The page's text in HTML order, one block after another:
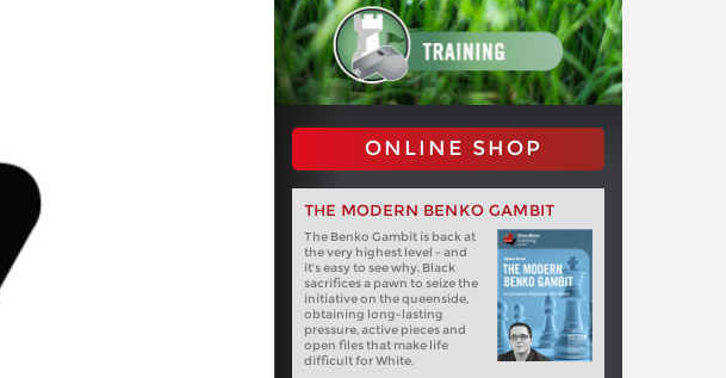
ONLINE SHOP
THE MODERN BENKO GAMBIT
The Benko Gambit is back at
the very highest level - and
it's easy to see why. Black
sacrifices a pawn to seize the
initiative on the queenside,
obtaining long-lasting
pressure, active pieces and
open files that make life
difficult for White.